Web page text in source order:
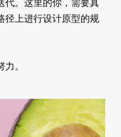
代。这里的你，需要真
径上进行设计原型的规
。